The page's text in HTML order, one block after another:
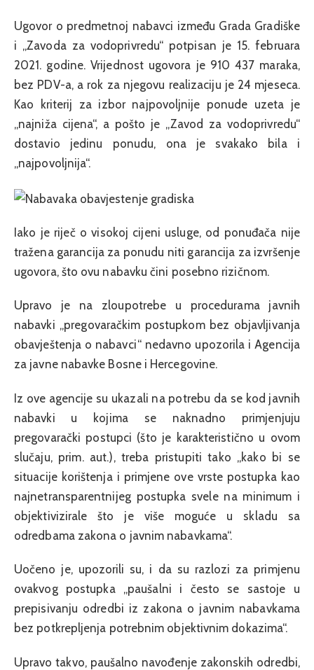
Ugovor o predmetnoj nabavci između Grada Gradiške
i „Zavoda za vodoprivredu“ potpisan je 15. februara
2021. godine. Vrijednost ugovora je 910 437 maraka,
bez PDV-a, a rok za njegovu realizaciju je 24 mjeseca.
Kao kriterij za izbor najpovoljnije ponude uzeta je
„najniža cijena“, a pošto je „Zavod za vodoprivredu“
dostavio jedinu ponudu, ona je svakako bila i
„najpovoljnija“.
Iako je riječ o visokoj cijeni usluge, od ponuđača nije
tražena garancija za ponudu niti garancija za izvršenje
ugovora, što ovu nabavku čini posebno rizičnom.
Upravo je na zloupotrebe u procedurama javnih
nabavki „pregovaračkim postupkom bez objavljivanja
obavještenja o nabavci“ nedavno upozorila i Agencija
za javne nabavke Bosne i Hercegovine.
Iz ove agencije su ukazali na potrebu da se kod javnih
nabavki u kojima se naknadno primjenjuju
pregovarački postupci (što je karakteristično u ovom
slučaju, prim. aut.), treba pristupiti tako „kako bi se
situacije korištenja i primjene ove vrste postupka kao
najnetransparentnijeg postupka svele na minimum i
objektivizirale što je više moguće u skladu sa
odredbama zakona o javnim nabavkama“.
Uočeno je, upozorili su, i da su razlozi za primjenu
ovakvog postupka „paušalni i često se sastoje u
prepisivanju odredbi iz zakona o javnim nabavkama
bez potkrepljenja potrebnim objektivnim dokazima“.
Upravo takvo, paušalno navođenje zakonskih odredbi,